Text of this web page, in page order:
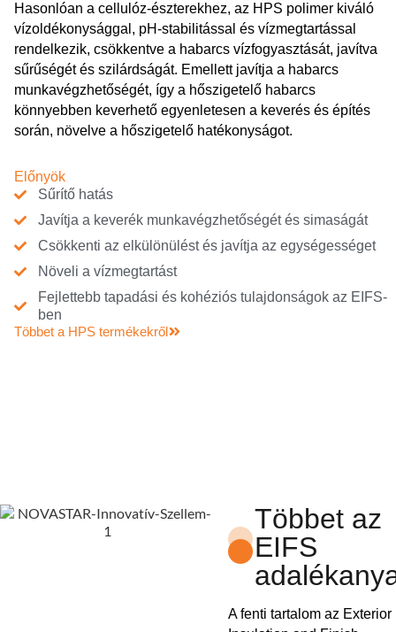
Hasonlóan a cellulóz-észterekhez, az HPS polimer kiváló
vízoldékonysággal, pH-stabilitással és vízmegtartással
rendelkezik, csökkentve a habarcs vízfogyasztását, javítva
sűrűségét és szilárdságát. Emellett javítja a habarcs
munkavégzhetőségét, így a hőszigetelő habarcs
könnyebben keverhető egyenletesen a keverés és építés
során, növelve a hőszigetelő hatékonyságot.
Előnyök
Sűrítő hatás
Javítja a keverék munkavégzhetőségét és simaságát
Csökkenti az elkülönülést és javítja az egységességet
Növeli a vízmegtartást
Fejlettebb tapadási és kohéziós tulajdonságok az EIFS-
ben
Többet a HPS termékekről
Többet az
EIFS
A fenti tartalom az Exterior